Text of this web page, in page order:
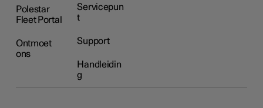
Polestar
Fleet Portal
Ontmoet
ons
Servicepun
t
Support
Handleidin
g